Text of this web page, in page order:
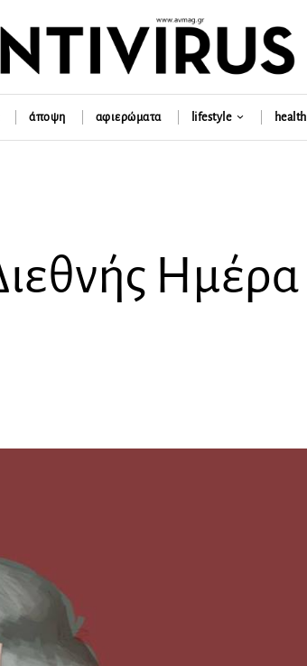
άποψη αφιερώματα lifestyle health
Ημέρα